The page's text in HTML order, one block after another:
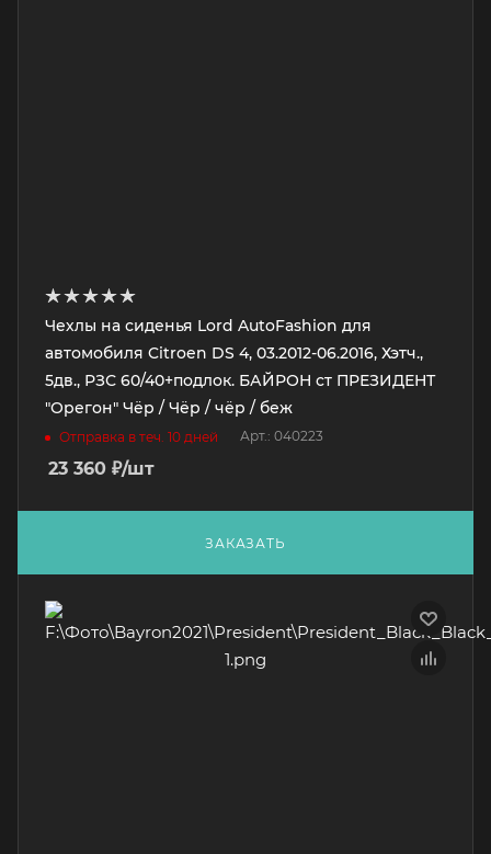
Чехлы на сиденья Lord AutoFashion для
автомобиля Citroen DS 4, 03.2012-06.2016, Хэтч.,
5дв., РЗС 60/40+подлок. БАЙРОН ст ПРЕЗИДЕНТ
"Орегон" Чёр / Чёр / чёр / беж
Отправка в теч. 10 дней Арт.: 040223
23 360 ₽/шт
ЗАКАЗАТЬ